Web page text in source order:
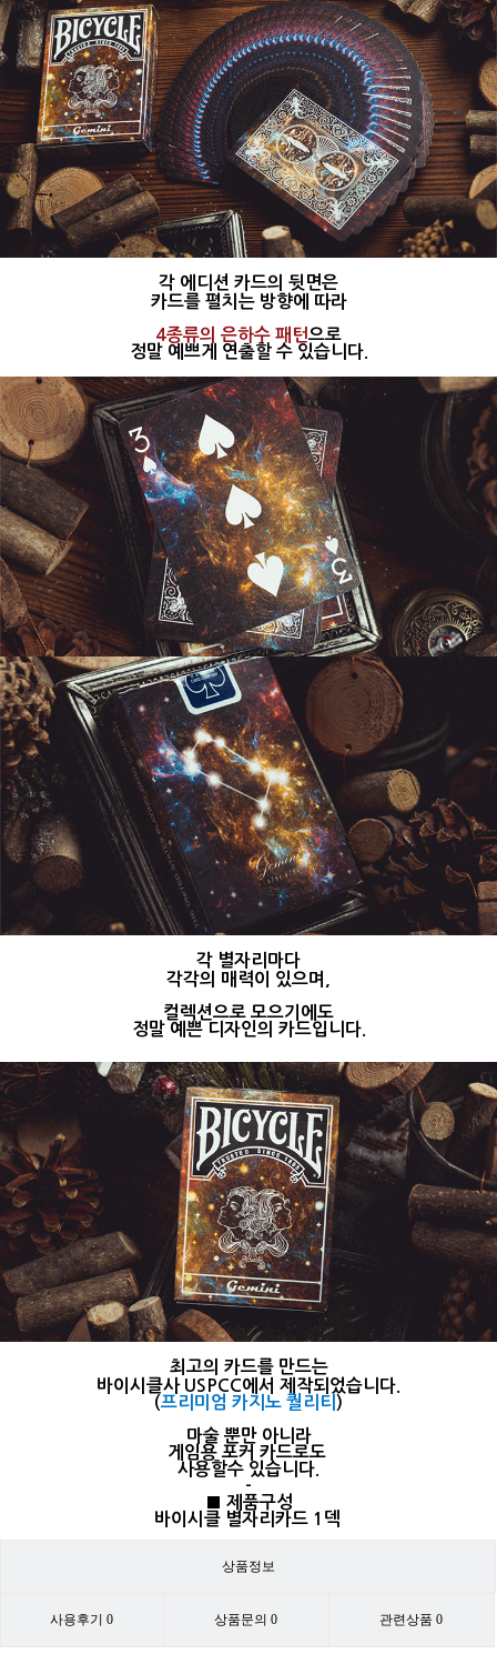
각 에디션 카드의 뒷면은
카드를 펼치는 방향에 따라
4종류의 은하수 패턴 으로
정말 예쁘게 연출할 수 있습니다.
각 별자리마다
각각의 매력이 있으며,
컬렉션으로 모으기에도
정말 예쁜 디자인의 카드입니다.
최고의 카드를 만드는
바이시클사 USPCC에서 제작되었습니다.
(프리미엄 카지노 퀄리티 )
마술 뿐만 아니라
게임용 포커 카드로도
사용할수 있습니다.
-
■ 제품구성
바이시클 별자리카드 1덱
상품정보
사용후기0 상품문의0 관련상품0